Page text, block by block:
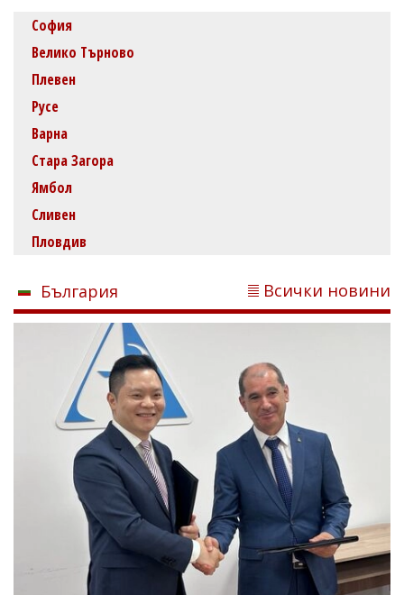
София
Велико Търново
Плевен
Русе
Варна
Стара Загора
Ямбол
Сливен
Пловдив
България Всички новини